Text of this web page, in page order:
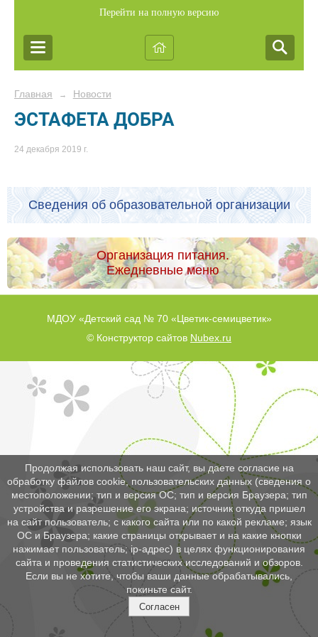
Перейти на полную версию
Главная → Новости
ЭСТАФЕТА ДОБРА
24 декабря 2019 г.
Сведения об образовательной организации
Организация питания.
Ежедневные меню
МДОУ «Детский сад № 70 «Цветик-семицветик»
© Конструктор сайтов Nubex.ru
Продолжая использовать наш сайт, вы даете согласие на
обработку файлов cookie, пользовательских данных (сведения о
местоположении; тип и версия ОС; тип и версия Браузера; тип
устройства и разрешение его экрана; источник откуда пришел
на сайт пользователь; с какого сайта или по какой рекламе; язык
ОС и Браузера; какие страницы открывает и на какие кнопки
нажимает пользователь; ip-адрес) в целях функционирования
сайта и проведения статистических исследований и обзоров.
Если вы не хотите, чтобы ваши данные обрабатывались,
покиньте сайт.
Согласен